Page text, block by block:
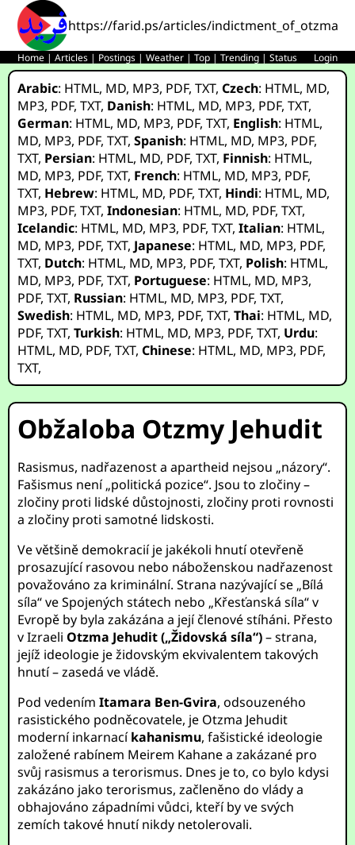
https://farid.ps/articles/
Home |Articles | Postings |Weather |Top |Trending |Status Login
Arabic: HTML, MD, MP3, PDF,TXT,Czech: HTML, MD,
MP3, PDF,TXT, Danish: HTML, MD, MP3, PDF,TXT,
German: HTML, MD, MP3, PDF,TXT, English: HTML,
MD, MP3, PDF,TXT,Spanish: HTML, MD, MP3, PDF,
TXT, Persian: HTML, MD, PDF,TXT, Finnish: HTML,
MD, MP3, PDF,TXT, French: HTML, MD, MP3, PDF,
TXT, Hebrew: HTML, MD, PDF,TXT, Hindi: HTML, MD,
MP3, PDF,TXT,Indonesian: HTML, MD, PDF,TXT,
Icelandic: HTML, MD, MP3, PDF,TXT,Italian: HTML,
MD, MP3, PDF,TXT, Japanese: HTML, MD, MP3, PDF,
TXT, Dutch: HTML, MD, MP3, PDF,TXT, Polish: HTML,
MD, MP3, PDF,TXT, Portuguese: HTML, MD, MP3,
PDF,TXT, Russian: HTML, MD, MP3, PDF,TXT,
Swedish: HTML, MD, MP3, PDF,TXT,Thai: HTML, MD,
PDF,TXT,Turkish: HTML, MD, MP3, PDF,TXT, Urdu:
HTML, MD, PDF,TXT,Chinese: HTML, MD, MP3, PDF,
TXT,
Obžaloba Otzmy Jehudit
Rasismus, nadřazenost a apartheid nejsou „názory“.
Fašismus není „politická pozice“. Jsou to zločiny –
zločiny proti lidské důstojnosti, zločiny proti rovnosti
a zločiny proti samotné lidskosti.
Ve většině demokracií je jakékoli hnutí otevřeně
prosazující rasovou nebo náboženskou nadřazenost
považováno za kriminální. Strana nazývající se „Bílá
síla“ ve Spojených státech nebo „Křesťanská síla“ v
Evropě by byla zakázána a její členové stíháni. Přesto
v IzraeliOtzma Jehudit („Židovská síla“)– strana,
jejíž ideologie je židovským ekvivalentem takových
hnutí – zasedá ve vládě.
Pod vedenímItamara Ben-Gvira, odsouzeného
rasistického podněcovatele, je Otzma Jehudit
moderní inkarnacíkahanismu, fašistické ideologie
založené rabínem Meirem Kahane a zakázané pro
svůj rasismus a terorismus. Dnes je to, co bylo kdysi
zakázáno jako terorismus, začleněno do vlády a
obhajováno západními vůdci, kteří by ve svých
zemích takové hnutí nikdy netolerovali.